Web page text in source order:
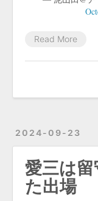
Read More
2024-09-23
愛三は
た出場